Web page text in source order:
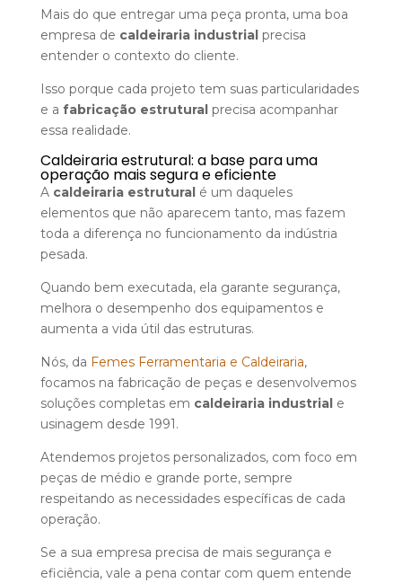
Mais do que entregar uma peça pronta, uma boa
empresa de caldeiraria industrialprecisa
entender o contexto do cliente.
Isso porque cada projeto tem suas particularidades
e a fabricação estruturalprecisa acompanhar
essa realidade.
Caldeiraria estrutural: a base para uma
operação mais segura e eficiente
A caldeiraria estruturalé um daqueles
elementos que não aparecem tanto, mas fazem
toda a diferença no funcionamento da indústria
pesada.
Quando bem executada, ela garante segurança,
melhora o desempenho dos equipamentos e
aumenta a vida útil das estruturas.
Nós, da Femes Ferramentaria e Caldeiraria,
focamos na fabricação de peças e desenvolvemos
soluções completas em caldeiraria industriale
usinagem desde 1991.
Atendemos projetos personalizados, com foco em
peças de médio e grande porte, sempre
respeitando as necessidades específicas de cada
operação.
Se a sua empresa precisa de mais segurança e
eficiência, vale a pena contar com quem entende